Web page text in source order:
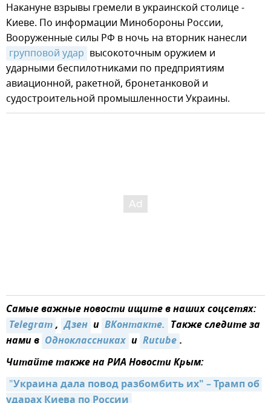
Накануне взрывы гремели в украинской столице -
Киеве. По информации Минобороны России,
Вооруженные силы РФ в ночь на вторник нанесли
групповой удар высокоточным оружием и
ударными беспилотниками по предприятиям
авиационной, ракетной, бронетанковой и
судостроительной промышленности Украины.
Самые важные новости ищите в наших соцсетях:
Telegram, Дзен и ВКонтакте. Также следите за
нами в Одноклассниках и Rutube.
Читайте также на РИА Новости Крым:
"Украина дала повод разбомбить их" – Трамп об